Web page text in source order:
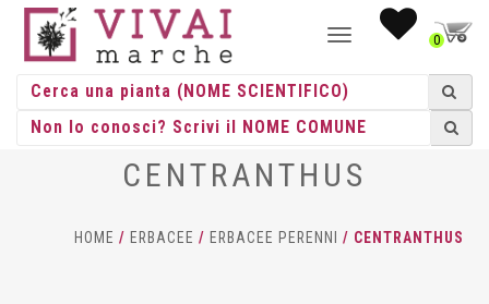
NAVIGAZIONE0
CENTRANTHUS
HOME / ERBACEE / ERBACEE PERENNI / CENTRANTHUS